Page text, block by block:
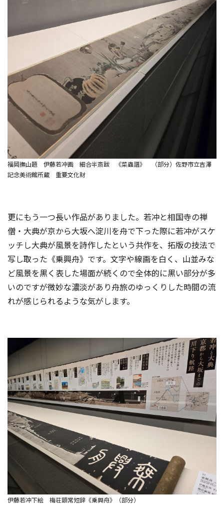
福岡撫山題 伊藤若冲画 細合半斎跋 《菜蟲譜》 （部分）佐野市立吉澤
記念美術館所蔵 重要文化財
更にもう一つ長い作品がありました。若冲と相国寺の禅
僧・大典が京から大坂へ淀川を舟で下った際に若冲がスケ
ッチし大典が風景を詩作したという共作を、拓版の技法で
写し取った《乗興舟》です。文字や線画を白く、山並みな
ど風景を黒く表した場面が続くので全体的に黒い部分が多
いのですが微妙な濃淡があり舟旅のゆっくりした時間の流
れが感じられるような気がします。
伊藤若冲下絵 梅荘顕常短辞《乗興舟》（部分）